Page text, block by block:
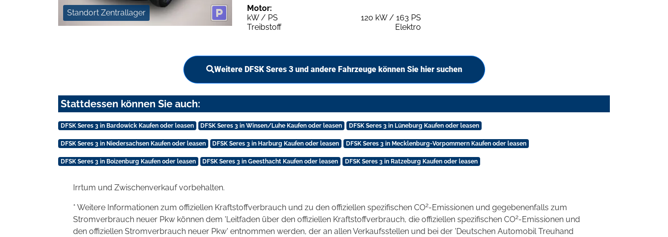
Standort Zentrallager
Motor:
kW / PS
120 kW / 163 PS
Treibstoff
Elektro
Weitere DFSK Seres 3 und andere Fahrzeuge können Sie hier suchen
Stattdessen können Sie auch:
DFSK Seres 3 in Bardowick Kaufen oder leasen DFSK Seres 3 in Winsen/Luhe Kaufen oder leasen DFSK Seres 3 in Lüneburg Kaufen oder leasen
DFSK Seres 3 in Niedersachsen Kaufen oder leasen DFSK Seres 3 in Harburg Kaufen oder leasen DFSK Seres 3 in Mecklenburg-Vorpommern Kaufen oder leasen
DFSK Seres 3 in Boizenburg Kaufen oder leasen DFSK Seres 3 in Geesthacht Kaufen oder leasen DFSK Seres 3 in Ratzeburg Kaufen oder leasen
Irrtum und Zwischenverkauf vorbehalten.
* Weitere Informationen zum offiziellen Kraftstoffverbrauch und zu den offiziellen spezifischen CO2-Emissionen und gegebenenfalls zum
Stromverbrauch neuer Pkw können dem 'Leitfaden über den offiziellen Kraftstoffverbrauch, die offiziellen spezifischen CO2-Emissionen und
den offiziellen Stromverbrauch neuer Pkw' entnommen werden, der an allen Verkaufsstellen und bei der 'Deutschen Automobil Treuhand